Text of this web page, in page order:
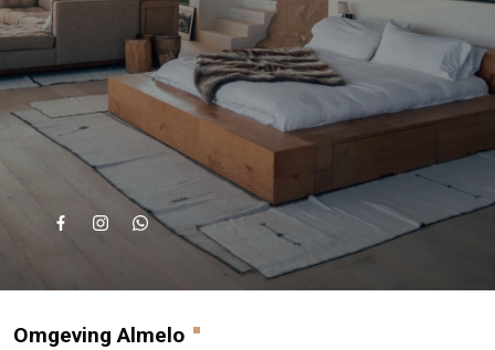
Omgeving Almelo